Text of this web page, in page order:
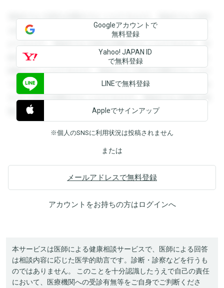
登録すると回答を閲覧することができます。登録すると回答
を閲覧することができます。登録すると回答を閲覧すること
ができます。登録すると回答を閲覧することができます。登
録すると回答を閲覧することができます。登録すると回答を
閲覧することができます。登録すると回答を閲覧することが
できます。登録すると回答を閲覧することができます。登録
すると回答を閲覧することができます。登録すると回答を閲
覧することができます。
Googleアカウントで
無料登録
Yahoo! JAPAN ID
で無料登録
LINEで無料登録
Appleでサインアップ
※個人のSNSに利用状況は投稿されません
または
メールアドレスで無料登録
アカウントをお持ちの方はログインへ
本サービスは医師による健康相談サービスで、医師による回答
は相談内容に応じた医学的助言です。診断・診察などを行うも
のではありません。 このことを十分認識したうえで自己の責任
において、医療機関への受診有無等をご自身でご判断くださ